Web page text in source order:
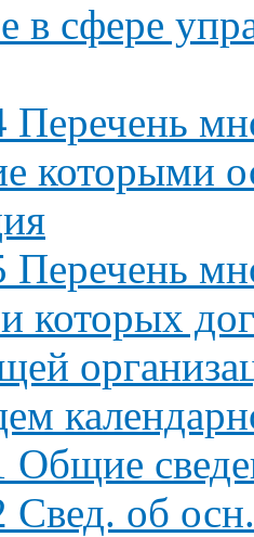
в сфере
которыми
которых
об осн.